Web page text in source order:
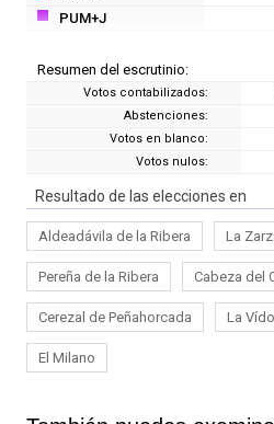
PUM+J
Resumen del escrutinio:
Votos contabilizados:
Abstenciones:
Votos en blanco:
Votos nulos:
Resultado de las elecciones en
Aldeadávila de la Ribera La
Pereña de la Ribera Cabeza del
Cerezal de Peñahorcada La
El Milano